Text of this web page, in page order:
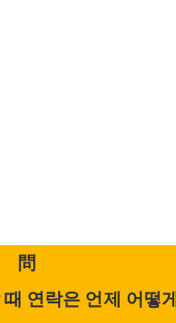
問
연락은 언제 어떻